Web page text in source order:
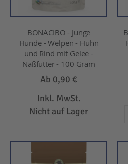
BONACIBO - Junge
Hunde - Welpen - Huhn
und Rind mit Gelee -
Naßfutter - 100 Gram
Ab 0,90 €
Inkl. MwSt.
Nicht auf Lager